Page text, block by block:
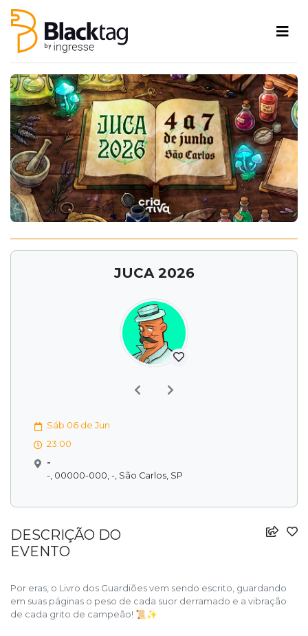
JUCA 2026
PreviousNext
Sáb 06 de Jun
23:00
-
-, 00000-000, -, São Carlos, SP
DESCRIÇÃO DO
EVENTO
Por eras, o Livro dos Guardiões vem sendo escrito, guardando
em suas páginas o peso de cada suor derramado e a vibração
de cada grito de campeão! 📜✨